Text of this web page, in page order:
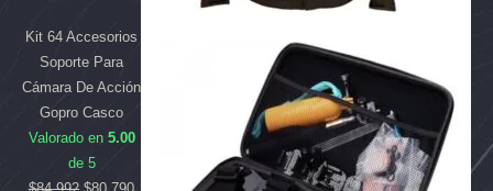
Kit 64 Accesorios
Soporte Para
Cámara De Acción
Gopro Casco
Valorado en 5.00
de 5